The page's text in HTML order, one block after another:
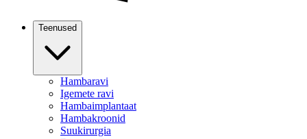
Teenused
Hambaravi
Igemete ravi
Hambaimplantaat
Hambakroonid
Suukirurgia